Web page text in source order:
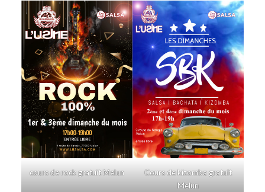
cours de rock gratuit Melun
Cours de kizomba gratuit
Melun